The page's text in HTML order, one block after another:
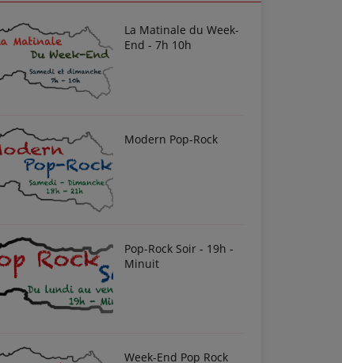
La Matinale du Week-
End - 7h 10h
Modern Pop-Rock
Pop-Rock Soir - 19h -
Minuit
Week-End Pop Rock